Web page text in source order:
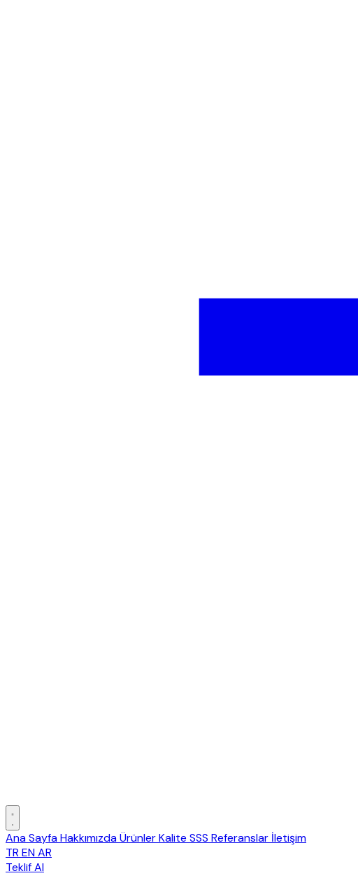
Ana SayfaHakkımızdaÜrünlerKalite SSS Referanslar İletişim
TR ENAR
Teklif Al